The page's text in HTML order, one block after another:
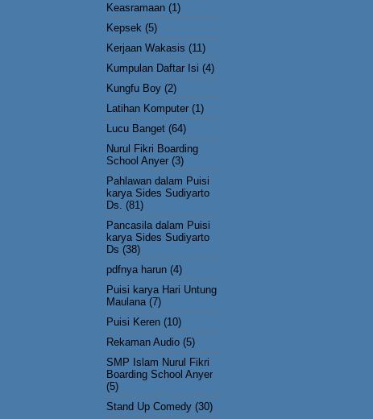
Keasramaan (1)
Kepsek (5)
Kerjaan Wakasis (11)
Kumpulan Daftar Isi (4)
Kungfu Boy (2)
Latihan Komputer (1)
Lucu Banget (64)
Nurul Fikri Boarding
School Anyer (3)
Pahlawan dalam Puisi
karya Sides Sudiyarto
Ds. (81)
Pancasila dalam Puisi
karya Sides Sudiyarto
Ds (38)
pdfnya harun (4)
Puisi karya Hari Untung
Maulana (7)
Puisi Keren (10)
Rekaman Audio (5)
SMP Islam Nurul Fikri
Boarding School Anyer
(5)
Stand Up Comedy (30)